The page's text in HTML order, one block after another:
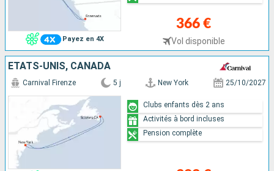
Payez en 4X
366 €
Vol disponible
ÉTATS-UNIS, CANADA
Carnival Firenze 5 j New York 25/10/2027
Clubs enfants dès 2 ans
Activités à bord incluses
Pension complète